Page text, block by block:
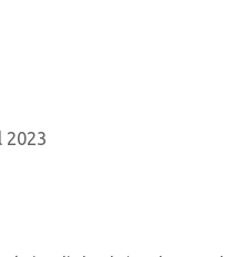
2023